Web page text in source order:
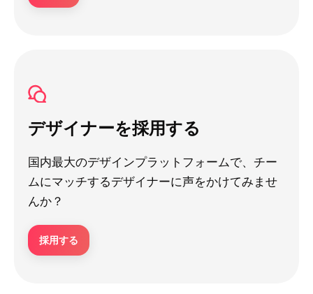
デザイナーを採用する
国内最大のデザインプラットフォームで、チー
ムにマッチするデザイナーに声をかけてみませ
んか？
採用する